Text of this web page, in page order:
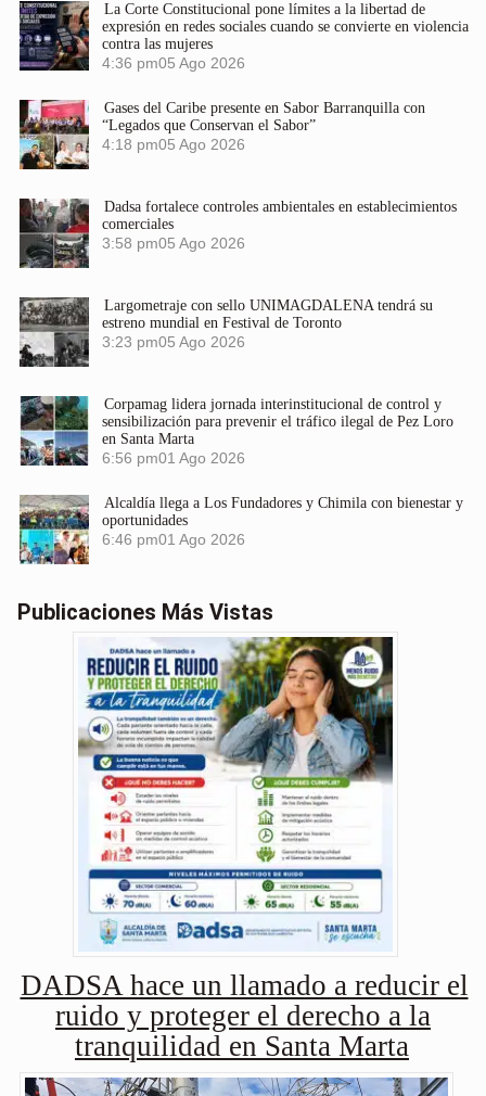
La Corte Constitucional pone límites a la libertad de
expresión en redes sociales cuando se convierte en violencia
contra las mujeres
4:36 pm05 Ago 2026
Gases del Caribe presente en Sabor Barranquilla con
“Legados que Conservan el Sabor”
4:18 pm05 Ago 2026
Dadsa fortalece controles ambientales en establecimientos
comerciales
3:58 pm05 Ago 2026
Largometraje con sello UNIMAGDALENA tendrá su
estreno mundial en Festival de Toronto
3:23 pm05 Ago 2026
Corpamag lidera jornada interinstitucional de control y
sensibilización para prevenir el tráfico ilegal de Pez Loro
en Santa Marta
6:56 pm01 Ago 2026
Alcaldía llega a Los Fundadores y Chimila con bienestar y
oportunidades
6:46 pm01 Ago 2026
Publicaciones Más Vistas
DADSA hace un llamado a reducir el
ruido y proteger el derecho a la
tranquilidad en Santa Marta